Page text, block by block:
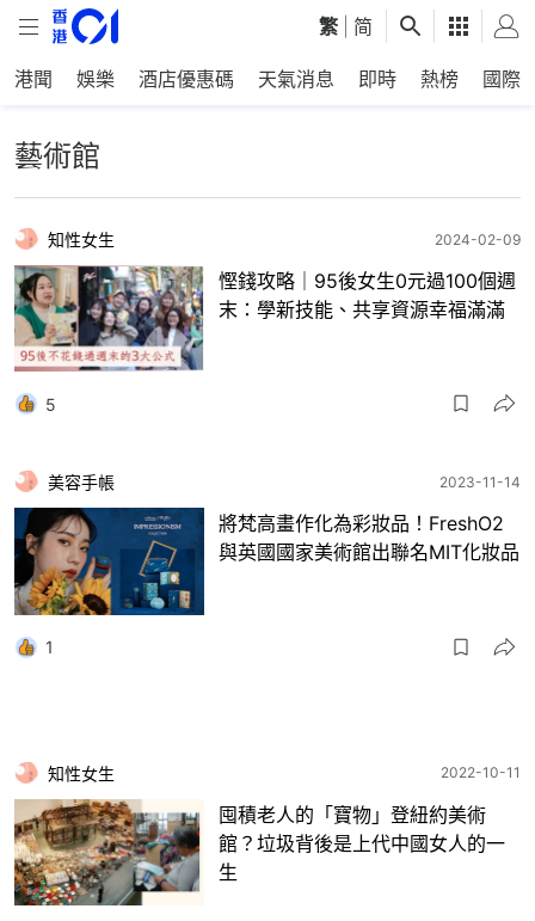
繁 简
港聞 娛樂 酒店優惠碼 天氣消息 即時 熱榜 國際
藝術館
知性女生 2024-02-09
慳錢攻略｜95後女生0元過100個週
末：學新技能、共享資源幸福滿滿
5
美容手帳 2023-11-14
將梵高畫作化為彩妝品！FreshO2
與英國國家美術館出聯名MIT化妝品
1
知性女生 2022-10-11
囤積老人的「寶物」登紐約美術
館？垃圾背後是上代中國女人的一
生